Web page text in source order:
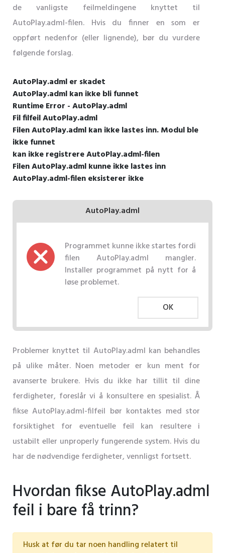
de vanligste feilmeldingene knyttet til
AutoPlay.adml-filen. Hvis du finner en som er
oppført nedenfor (eller lignende), bør du vurdere
følgende forslag.
AutoPlay.adml er skadet
AutoPlay.adml kan ikke bli funnet
Runtime Error - AutoPlay.adml
Fil filfeil AutoPlay.adml
Filen AutoPlay.adml kan ikke lastes inn. Modul ble
ikke funnet
kan ikke registrere AutoPlay.adml-filen
Filen AutoPlay.adml kunne ikke lastes inn
AutoPlay.adml-filen eksisterer ikke
AutoPlay.adml
Programmet kunne ikke startes fordi
filen AutoPlay.adml mangler.
Installer programmet på nytt for å
løse problemet.
OK
Problemer knyttet til AutoPlay.adml kan behandles
på ulike måter. Noen metoder er kun ment for
avanserte brukere. Hvis du ikke har tillit til dine
ferdigheter, foreslår vi å konsultere en spesialist. Å
fikse AutoPlay.adml-filfeil bør kontaktes med stor
forsiktighet for eventuelle feil kan resultere i
ustabilt eller unproperly fungerende system. Hvis du
har de nødvendige ferdigheter, vennligst fortsett.
Hvordan fikse AutoPlay.adml
feil i bare få trinn?
Husk at før du tar noen handling relatert til